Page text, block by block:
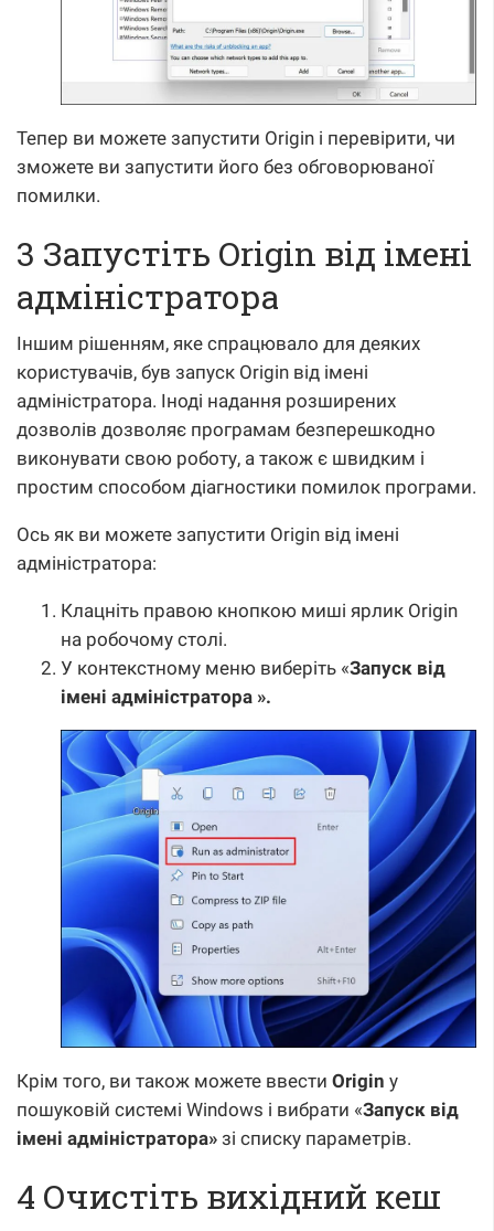
Тепер ви можете запустити Origin і перевірити, чи
зможете ви запустити його без обговорюваної
помилки.
3 Запустіть Origin від імені
адміністратора
Іншим рішенням, яке спрацювало для деяких
користувачів, був запуск Origin від імені
адміністратора. Іноді надання розширених
дозволів дозволяє програмам безперешкодно
виконувати свою роботу, а також є швидким і
простим способом діагностики помилок програми.
Ось як ви можете запустити Origin від імені
адміністратора:
Клацніть правою кнопкою миші ярлик Origin
на робочому столі.
У контекстному меню виберіть «Запуск від
імені адміністратора ».
Крім того, ви також можете ввести Origin у
пошуковій системі Windows і вибрати «Запуск від
імені адміністратора» зі списку параметрів.
4 Очистіть вихідний кеш